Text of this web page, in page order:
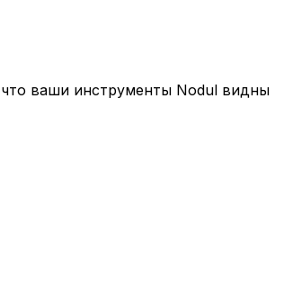
ваши инструменты Nodul видны